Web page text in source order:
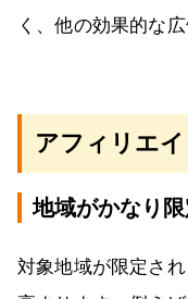
く、他の効果的な
アフィリエ
地域がかなり
対象地域が限定さ